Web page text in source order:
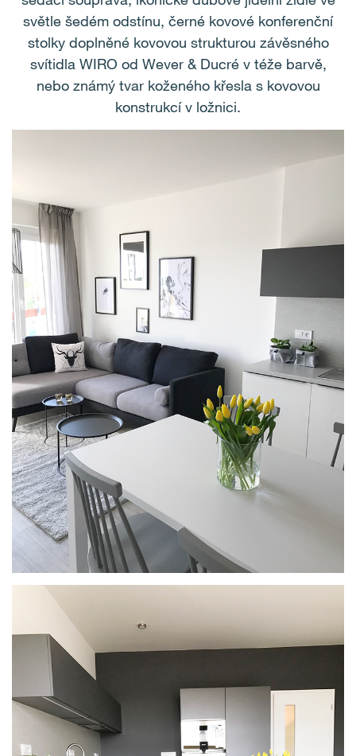
světle šedém odstínu, černé kovové konferenční
stolky doplněné kovovou strukturou závěsného
svítidla WIRO od Wever & Ducré v téže barvě,
nebo známý tvar koženého křesla s kovovou
konstrukcí v ložnici.